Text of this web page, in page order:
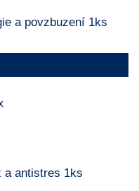
a povzbuzení 1ks
a antistres 1ks